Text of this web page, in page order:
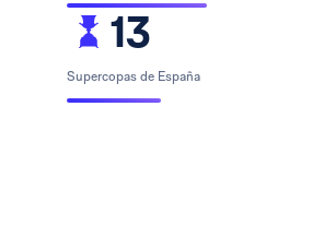
13
Supercopas de España